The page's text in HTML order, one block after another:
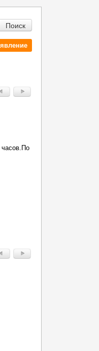
Поиск
часов.По